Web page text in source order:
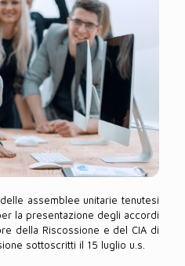
assemblee unitarie tenutesi
la presentazione degli accordi
della Riscossione e del CIA di
sottoscritti il 15 luglio u.s.